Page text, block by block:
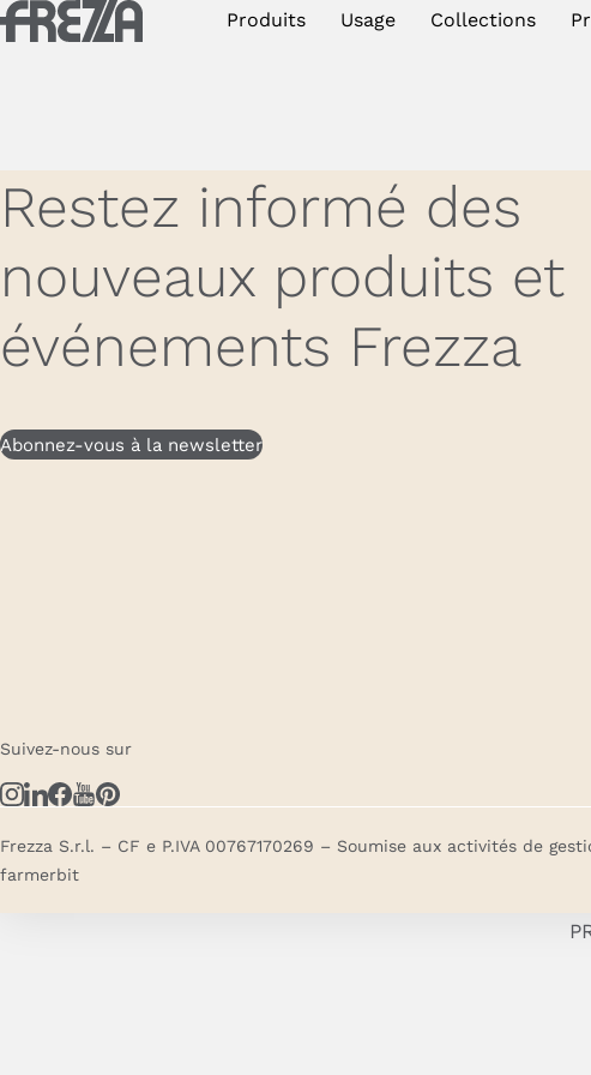
Skip to main content Produits Usage Collections
Collections
Projets et inspirations
Frezza
Magazine
Contacts
Restez informé des
nouveaux produits et
événements Frezza
Abonnez-vous à la newsletter
Suivez-nous sur
Frezza S.r.l. – CF e P.IVA 00767170269 – Soumise aux activités de
farmerbit